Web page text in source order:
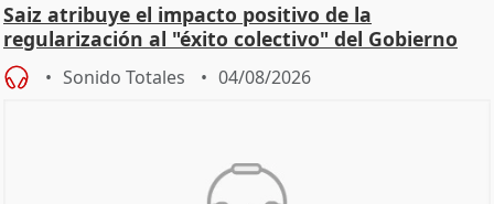
Saiz atribuye el impacto positivo de la
regularización al "éxito colectivo" del Gobierno
Sonido Totales 04/08/2026